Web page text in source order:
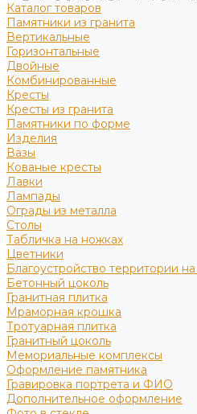
Каталог товаров
Памятники из гранита
Вертикальные
Горизонтальные
Двойные
Комбинированные
Кресты
Кресты из гранита
Памятники по форме
Изделия
Вазы
Кованые кресты
Лавки
Лампады
Ограды из металла
Столы
Табличка на ножках
Цветники
Благоустройство территории
Бетонный цоколь
Гранитная плитка
Мраморная крошка
Тротуарная плитка
Гранитный цоколь
Мемориальные комплексы
Оформление памятника
Гравировка портрета и ФИО
Дополнительное оформление